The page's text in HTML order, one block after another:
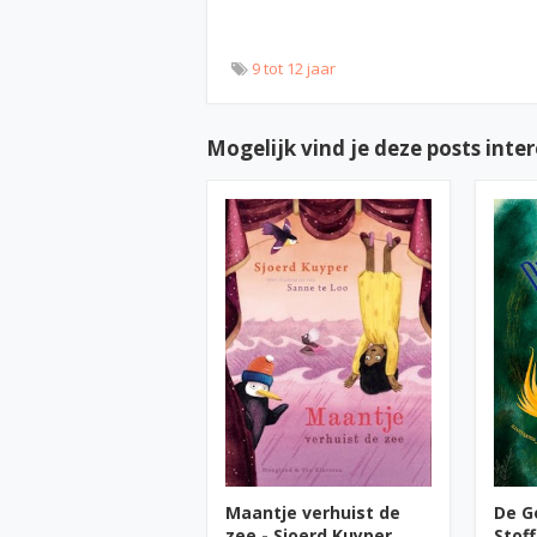
9 tot 12 jaar
Mogelijk vind je deze posts
Maantje verhuist de
De